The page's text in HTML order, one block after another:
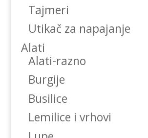
Tajmeri
Utikač za napajanje
Alati
Alati-razno
Burgije
Busilice
Lemilice i vrhovi